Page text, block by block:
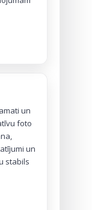
un
foto
un
stabils